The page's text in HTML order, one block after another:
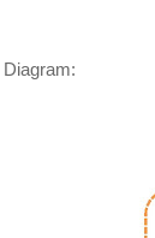
Diagram: